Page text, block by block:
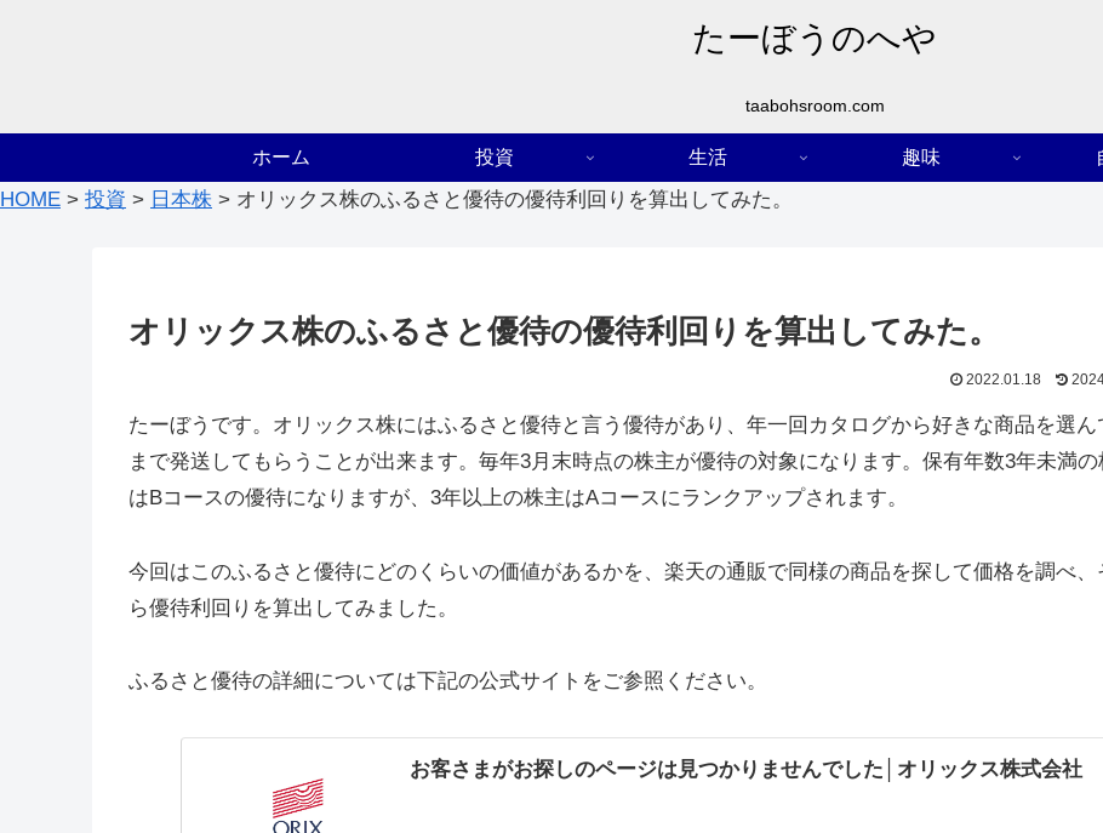
たーぼうのへや
taabohsroom.com
ホーム 投資 生活 趣味
HOME > 投資 > 日本株 > オリックス株のふるさと優待の優待利回りを算出してみた。
オリックス株のふるさと優待の優待利回りを算出してみた。
2022.01.18
たーぼうです。オリックス株にはふるさと優待と言う優待があり、年一回カタログから好きな商品を選ん
まで発送してもらうことが出来ます。毎年3月末時点の株主が優待の対象になります。保有年数3年未満の
はBコースの優待になりますが、3年以上の株主はAコースにランクアップされます。
今回はこのふるさと優待にどのくらいの価値があるかを、楽天の通販で同様の商品を探して価格を調べ、
ら優待利回りを算出してみました。
ふるさと優待の詳細については下記の公式サイトをご参照ください。
お客さまがお探しのページは見つかりませんでした│オリックス株式会社